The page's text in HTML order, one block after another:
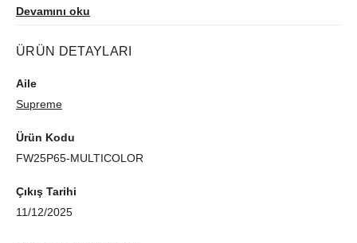
ribana paçalar pratiklik ve modern siluet kazandırır.
kombinlenir. Günlük kullanım, seyahat ve hafta sonu için ideal.
Devamını oku
ÜRÜN DETAYLARI
Aile
Supreme
Ürün Kodu
FW25P65-MULTICOLOR
Çıkış Tarihi
11/12/2025